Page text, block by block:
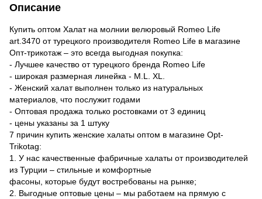
Описание
Купить оптом Халат на молнии велюровый Romeo Life
art.3470 от турецкого производителя Romeo Life в магазине
Опт-трикотаж – это всегда выгодная покупка:
- Лучшее качество от турецкого бренда Romeo Life
- широкая размерная линейка - M.L. XL.
- Женский халат выполнен только из натуральных
материалов, что послужит годами
- Оптовая продажа только ростовками от 3 единиц
- цены указаны за 1 штуку
7 причин купить женские халаты оптом в магазине Opt-
Trikotag:
1. У нас качественные фабричные халаты от производителей
из Турции – стильные и комфортные
фасоны, которые будут востребованы на рынке;
2. Выгодные оптовые цены – мы работаем на прямую с